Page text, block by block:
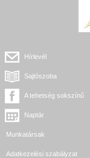
Hírlevél
Sajtószoba
A tehetség sokszínű
Naptár
Munkatársak
Adatkezelési szabályzat